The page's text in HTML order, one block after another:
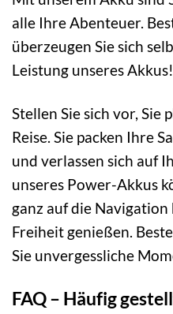
alle Ihre Abenteuer.
überzeugen Sie sich
Leistung unseres Akkus!
Stellen Sie sich vor, Sie
Reise. Sie packen Ihre
und verlassen sich auf
unseres Power-Akkus
ganz auf die
Freiheit genießen.
Sie unvergessliche
FAQ – Häufig